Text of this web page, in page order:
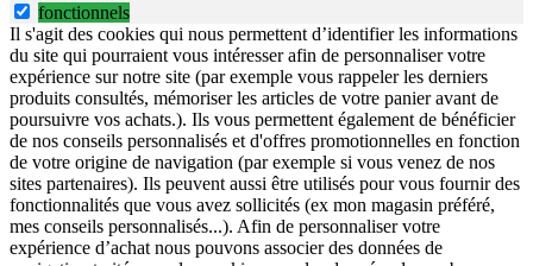
fonctionnels
Il s'agit des cookies qui nous permettent d’identifier les informations
du site qui pourraient vous intéresser afin de personnaliser votre
expérience sur notre site (par exemple vous rappeler les derniers
produits consultés, mémoriser les articles de votre panier avant de
poursuivre vos achats.). Ils vous permettent également de bénéficier
de nos conseils personnalisés et d'offres promotionnelles en fonction
de votre origine de navigation (par exemple si vous venez de nos
sites partenaires). Ils peuvent aussi être utilisés pour vous fournir des
fonctionnalités que vous avez sollicités (ex mon magasin préféré,
mes conseils personnalisés...). Afin de personnaliser votre
expérience d’achat nous pouvons associer des données de